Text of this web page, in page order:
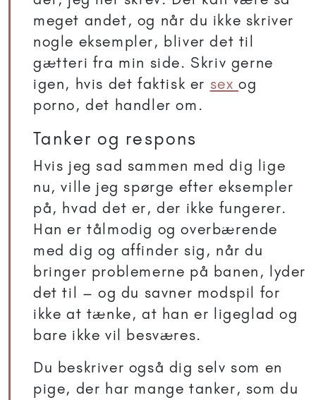
meget andet, og når du ikke skriver
nogle eksempler, bliver det til
gætteri fra min side. Skriv gerne
igen, hvis det faktisk er sexog
porno, det handler om.
Tanker og respons
Hvis jeg sad sammen med dig lige
nu, ville jeg spørge efter eksempler
på, hvad det er, der ikke fungerer.
Han er tålmodig og overbærende
med dig og affinder sig, når du
bringer problemerne på banen, lyder
det til – og du savner modspil for
ikke at tænke, at han er ligeglad og
bare ikke vil besværes.
Du beskriver også dig selv som en
pige, der har mange tanker, som du